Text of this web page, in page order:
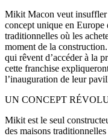
Mikit Macon veut insuffler
concept unique en Europe
traditionnelles où les
moment de la
qui rêvent d’accéder à la
cette franchise
l’inauguration de leur
UN CONCEPT
Mikit est le seul
des maisons